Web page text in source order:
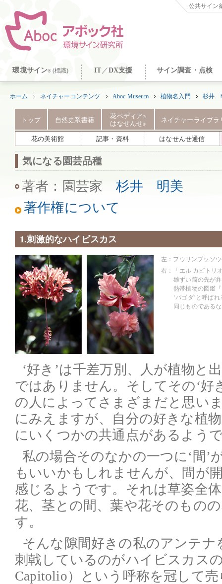
公共サイン
環境サイン® (標識) IT ／DX支援 サイン調査・点検
ホーム ネイチャーコンテンツ Aboc Museum 植物名入門 杉井
トップ 自然史系書籍
花ペディア®
はなせんせ®
ネイチャーライブラ
花の美術館 記事・資料 はなせんせ通信
気になる園芸品種
著者：園芸家杉井 明美
著作権について
1.刺激的なハイビスカス
左：フウリンブッソ
右：「エル カピトリ
雄ずい筒の先が
熱帯植物の図鑑
‘パゴダ’と呼ば
同じものである
‘好き’は千差万別、人が植物と
ではありません。そしてその‘好
の人によってさまざまだと思い
にみえますが、自分の好きな植
にいくつかの共通点があるよう
私の場合そのなかの一つに‘間’
もいいかもしれませんが、間が
感じるようです。それは草姿全
花、茎との間、葉や花そのもの
す。
そんな隙間好きの私のアンテ
刺戟しているのがハイビスカス
Capitolio）という呼称を冠して